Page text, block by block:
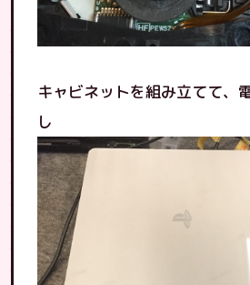
キャビネットを組み立てて、
し